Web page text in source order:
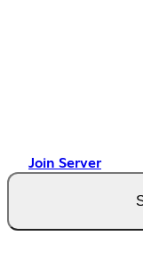
Join Server